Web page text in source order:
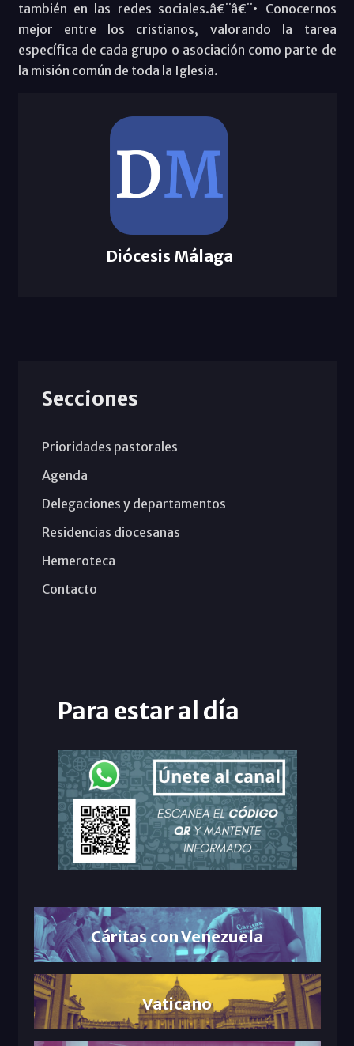
también en las redes sociales.â€¨â€¨• Conocernos
mejor entre los cristianos, valorando la tarea
específica de cada grupo o asociación como parte de
la misión común de toda la Iglesia.
Diócesis Málaga
Secciones
Prioridades pastorales
Agenda
Delegaciones y departamentos
Residencias diocesanas
Hemeroteca
Contacto
Para estar al día
Cáritas con Venezuela
Vaticano